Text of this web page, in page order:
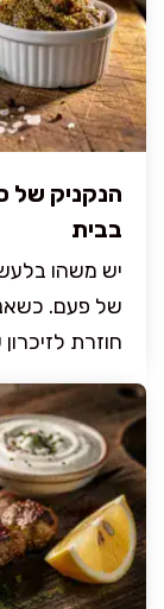
הנקניק של
בבית
יש משהו
של פעם.
חוזרת